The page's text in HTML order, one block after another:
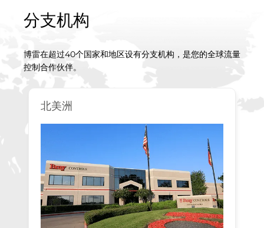
分支机构
博雷在超过40个国家和地区设有分支机构，是您的全球流量
控制合作伙伴。
北美洲